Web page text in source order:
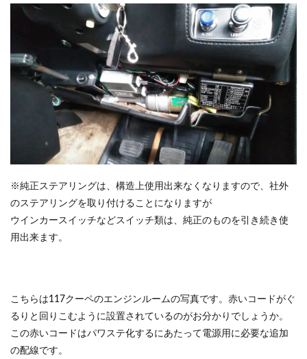
※純正ステアリングは、構造上使用出来なくなりますので、社外
のステアリングを取り付けることになりますが
ウインカースイッチなどスイッチ類は、純正のものを引き続き使
用出来ます。
こちらは117クーペのエンジンルームの写真です。赤いコードがぐ
るりと回りこむように設置されているのがお分かりでしょうか。
この赤いコードはパワステ化するにあたって電源用に必要な追加
の配線です。